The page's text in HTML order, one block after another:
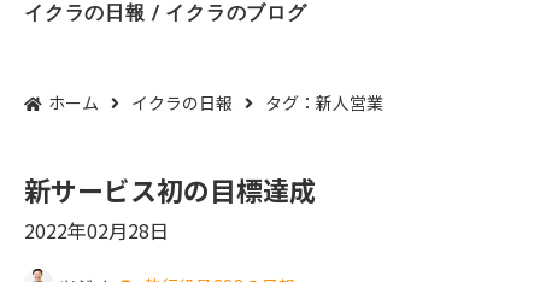
イクラの日報 / イクラのブログ
ホーム イクラの日報 タグ：新人営業
新サービス初の目標達成
2022年02月28日